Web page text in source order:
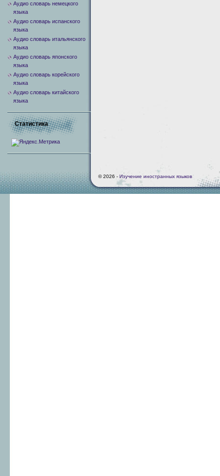
Аудио словарь немецкого
языка
Аудио словарь испанского
языка
Аудио словарь итальянского
языка
Аудио словарь японского
языка
Аудио словарь корейского
языка
Аудио словарь китайского
языка
Статистика
© 2026 - Изучение иностранных языков